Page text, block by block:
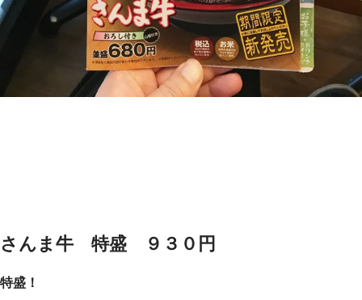
さんま牛 特盛 ９３０円
特盛！